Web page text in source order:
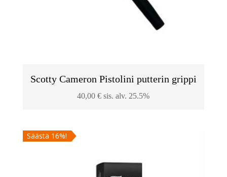
Scotty Cameron Pistolini putterin grippi
40,00€ sis. alv. 25.5%
Säästä 16%!